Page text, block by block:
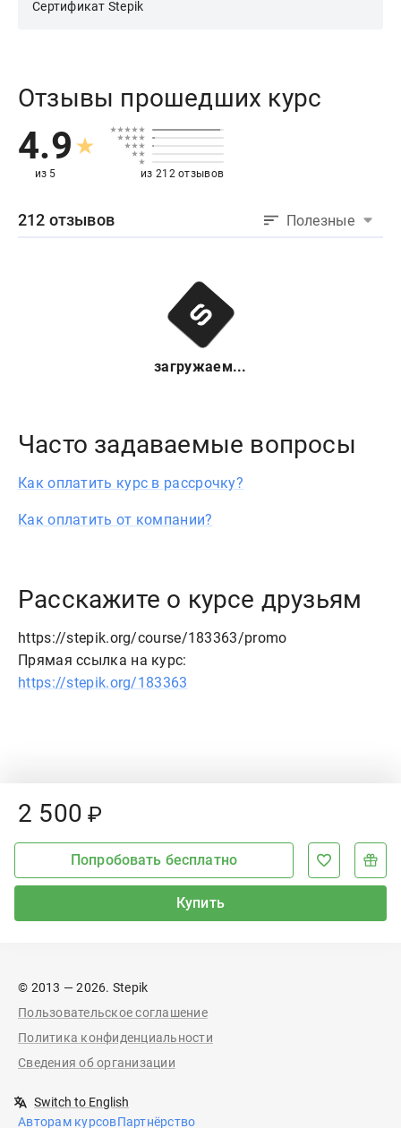
Сертификат Stepik
Отзывы прошедших курс
4.9
из 5 из 212 отзывов
212 отзывов Полезные
загружаем...
Часто задаваемые вопросы
Как оплатить курс в рассрочку?
Как оплатить от компании?
Расскажите о курсе друзьям
https://stepik.org/course/183363/promo
Прямая ссылка на курс:
https://stepik.org/183363
Price:
2 500 ₽
Купить
Попробовать бесплатно
© 2013 — 2026. Stepik
Пользовательское соглашение
Политика конфиденциальности
Сведения об организации
Switch to English
Авторам курсовПартнёрство